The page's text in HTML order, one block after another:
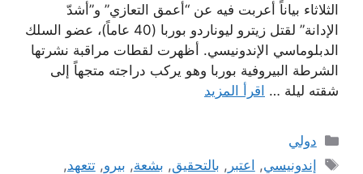
الثلاثاء بياناً أعربت فيه عن “أعمق التعازي” و”أشدّ
الإدانة” لقتل زيترو ليوناردو بوربا (40 عاماً)، عضو السلك
الدبلوماسي الإندونيسي. أظهرت لقطات مراقبة نشرتها
الشرطة البيروفية بوربا وهو يركب دراجته متجهاً إلى
شقته ليلة … اقرأ المزيد
التصنيفات
دولي
الوسوم
إندونيسي, اعتبر , بالتحقيق, بشعة, بيرو,تتعهد,